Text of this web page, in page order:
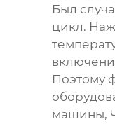
Был
цикл.
Поэтому
машины,